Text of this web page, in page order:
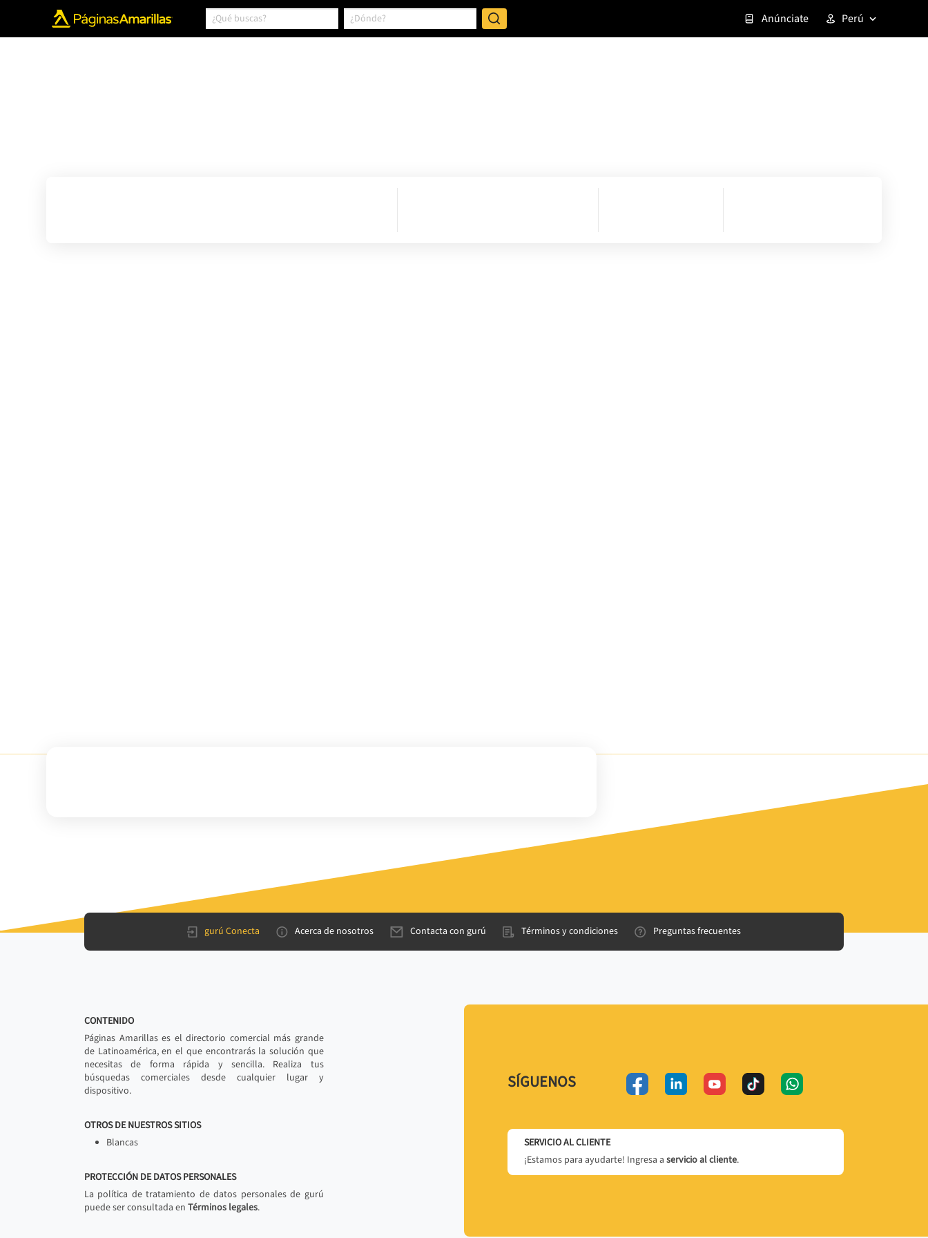
Anúnciate Perú
gurú Conecta Acerca de nosotros Contacta con gurú Términos y condiciones Preguntas frecuentes
CONTENIDO
Páginas Amarillas es el directorio comercial más grande
de Latinoamérica, en el que encontrarás la solución que
necesitas de forma rápida y sencilla. Realiza tus
búsquedas comerciales desde cualquier lugar y
dispositivo.
OTROS DE NUESTROS SITIOS
Blancas
PROTECCIÓN DE DATOS PERSONALES
La política de tratamiento de datos personales de gurú
puede ser consultada en Términos legales.
SÍGUENOS
SERVICIO AL CLIENTE
¡Estamos para ayudarte! Ingresa a servicio al cliente.